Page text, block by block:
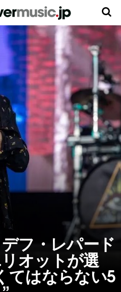
フ・レパード
オットが選
てはならない5